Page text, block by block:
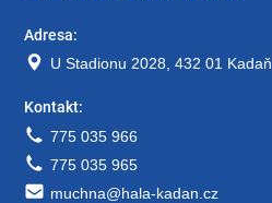
Adresa:
U Stadionu 2028, 432 01 Kadaň
Kontakt:
775 035 966
775 035 965
muchna@hala-kadan.cz